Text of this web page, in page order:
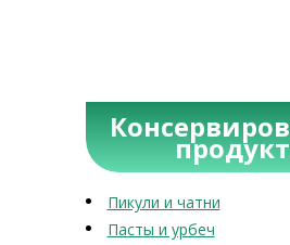
Пикули и чатни
Пасты и урбеч